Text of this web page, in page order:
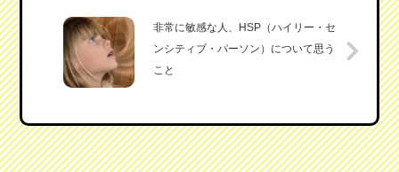
非常に敏感な人、HSP（ハイリー・セ
ンシティブ・パーソン）について思う
こと